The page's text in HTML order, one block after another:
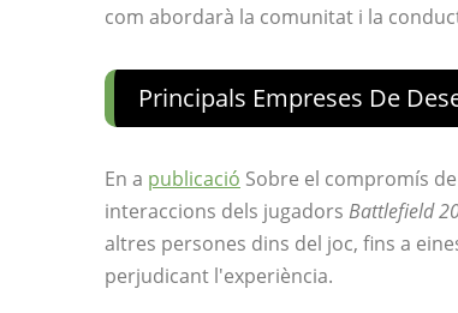
com abordarà la comunitat i la
Principals Empreses De
En a publicació Sobre el compromís
interaccions dels jugadors Battlefield
altres persones dins del joc, fins a
perjudicant l'experiència.